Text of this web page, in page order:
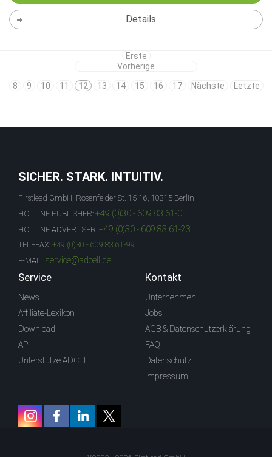
Details
Erste
Vorherige
8
9 10 11 12 13 14 15 16 17 Nächste Letzte
SICHER. STARK. INTUITIV.
Firstlead GmbH, Rosenfelder St. 15-16, 10315 Berlin
HOTLINE PUBLISHER: +49 (0)30 - 609 83 61-0
HOTLINE ADVERTISER: +49 (0)30 - 609 83 61-23
TELEFAX: +49 (0)30 - 609 83 61-99
E-MAIL: service@adcell.de
Service
News
Affiliate-Lexikon
Download
API
Unterstütze ADCELL
Kontakt
Unternehmen
Jobs
AGB & Datenschutzerklärung
FAQ
Datenschutz
Impressum